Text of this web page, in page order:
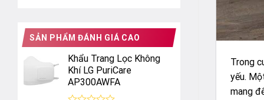
SẢN PHẨM ĐÁNH GIÁ CAO
Khẩu Trang Lọc Không
Khí LG PuriCare
AP300AWFA
Trong
yếu.
mang